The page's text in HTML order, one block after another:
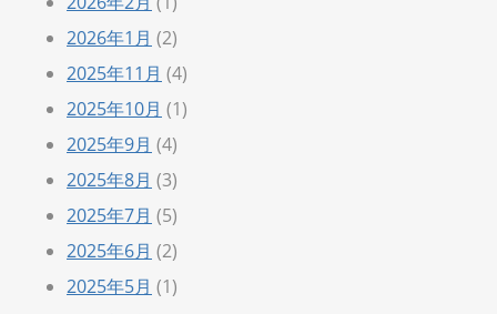
2026年1月 (2)
2025年11月 (4)
2025年10月 (1)
2025年9月 (4)
2025年8月 (3)
2025年7月 (5)
2025年6月 (2)
2025年5月 (1)